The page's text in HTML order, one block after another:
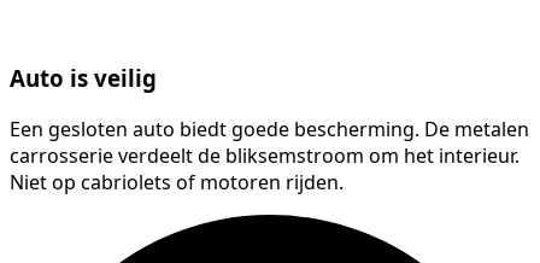
Auto is veilig
Een gesloten auto biedt goede bescherming. De metalen
carrosserie verdeelt de bliksemstroom om het interieur.
Niet op cabriolets of motoren rijden.